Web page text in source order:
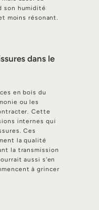
son humidité
moins résonant.
dans le
en bois du
ou les
Cette
internes qui
Ces
la qualité
la transmission
aussi s'en
à grincer